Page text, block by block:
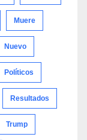
Muere
Nuevo
Políticos
Resultados
Trump